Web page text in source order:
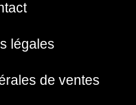
légales
de ventes